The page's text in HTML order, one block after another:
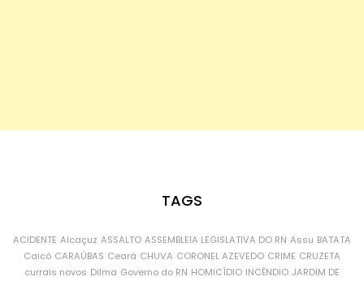
TAGS
ACIDENTE Alcaçuz ASSALTO ASSEMBLEIA LEGISLATIVA DO RN Assu BATATA
Caicó CARAÚBAS Ceará CHUVA CORONEL AZEVEDO CRIME CRUZETA
currais novos Dilma Governo do RN HOMICÍDIO INCÊNDIO JARDIM DE